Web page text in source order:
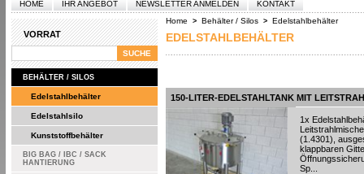
HOME IHR ANGEBOT NEWSLETTER ANMELDEN KONTAKT
VORRAT
BEHÄLTER / SILOS
Edelstahlbehälter
Edelstahlsilo
Kunststoffbehälter
BIG BAG / IBC / SACK
HANTIERUNG
Home > Behälter / Silos > Edelstahlbehälter
EDELSTAHLBEHÄLTER
150-LITER-EDELSTAHLTANK MIT
1x
(1.4301),
klappbaren
Sp...